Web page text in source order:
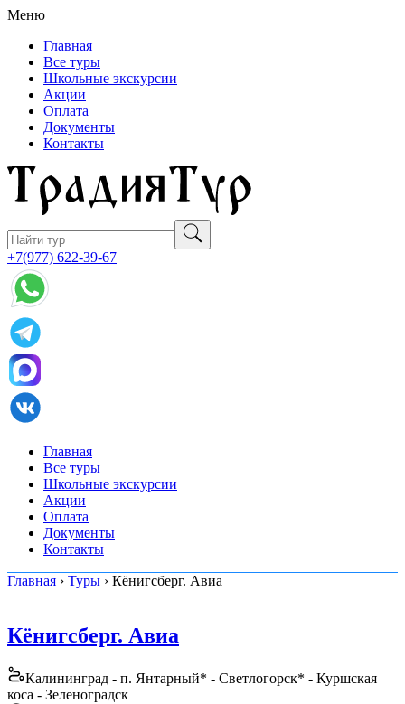
Меню
Главная
Все туры
Школьные экскурсии
Акции
Оплата
Документы
Контакты
+7(977) 622-39-67
Главная
Все туры
Школьные экскурсии
Акции
Оплата
Документы
Контакты
Главная › Туры › Кёнигсберг. Авиа
Кёнигсберг. Авиа
Калининград - п. Янтарный* - Светлогорск* - Куршская
коса - Зеленоградск